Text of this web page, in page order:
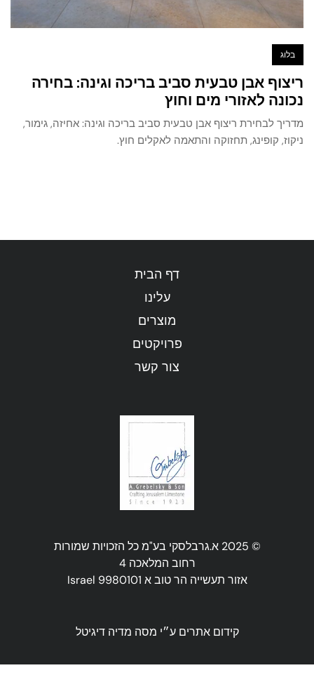
בלוג
ריצוף אבן טבעית סביב בריכה וגינה: בחירה
נכונה לאזורי מים וחוץ
מדריך לבחירת ריצוף אבן טבעית סביב בריכה וגינה: אחיזה, גימור,
ניקוז, קופינג, תחזוקה והתאמה לאקלים חוץ.
דף הבית
עלינו
מוצרים
פרויקטים
צור קשר
© 2025 א.גרבלסקי בע"מ כל הזכויות שמורות
רחוב המלאכה 4
אזור תעשייה הר טוב א 9980101 Israel
קידום אתרים ע״י מסה מדיה דיגיטל